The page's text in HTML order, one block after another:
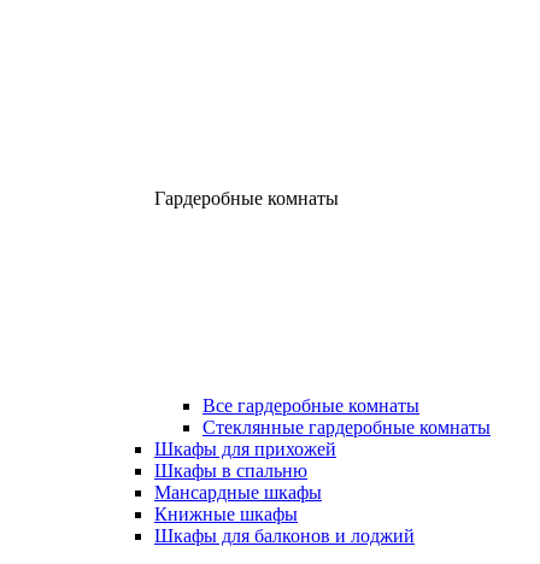
Гардеробные комнаты
Все гардеробные комнаты
Стеклянные гардеробные комнаты
Шкафы для прихожей
Шкафы в спальню
Мансардные шкафы
Книжные шкафы
Шкафы для балконов и лоджий